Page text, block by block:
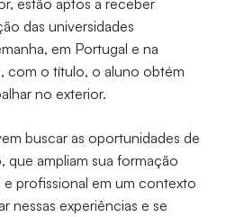
das universidades
em Portugal e na
com o título, o aluno obtém
no exterior.
buscar as oportunidades de
que ampliam sua formação
e profissional em um contexto
nessas experiências e se